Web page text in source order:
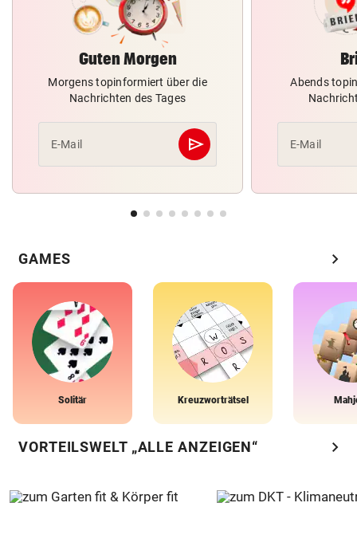
Guten Morgen
Morgens topinformiert über die
Nachrichten des Tages
E-Mail send
Abschicken
Abends
E-Mail
GAMES chevron_right
Solitär Kreuzworträtsel
VORTEILSWELT „ALLE ANZEIGEN“ chevron_right